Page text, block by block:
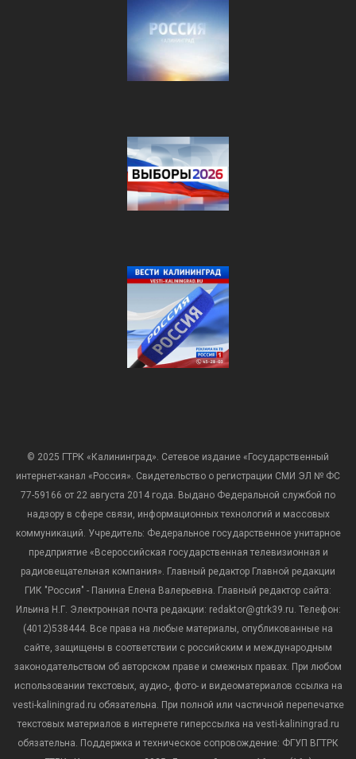
© 2025 ГТРК «Калининград». Сетевое издание «Государственный
интернет-канал «Россия». Свидетельство о регистрации СМИ ЭЛ № ФС
77-59166 от 22 августа 2014 года. Выдано Федеральной службой по
надзору в сфере связи, информационных технологий и массовых
коммуникаций. Учредитель: Федеральное государственное унитарное
предприятие «Всероссийская государственная телевизионная и
радиовещательная компания». Главный редактор Главной редакции
ГИК "Россия" - Панина Елена Валерьевна. Главный редактор сайта:
Ильина Н.Г. Электронная почта редакции: redaktor@gtrk39.ru. Телефон:
(4012)538444. Все права на любые материалы, опубликованные на
сайте, защищены в соответствии с российским и международным
законодательством об авторском праве и смежных правах. При любом
использовании текстовых, аудио-, фото- и видеоматериалов ссылка на
vesti-kaliningrad.ru обязательна. При полной или частичной перепечатке
текстовых материалов в интернете гиперссылка на vesti-kaliningrad.ru
обязательна. Поддержка и техническое сопровождение: ФГУП ВГТРК